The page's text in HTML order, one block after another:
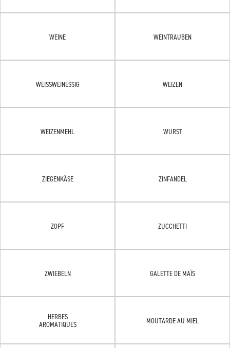
WEINE WEINTRAUBEN
WEISSWEINESSIG WEIZEN
WEIZENMEHL WURST
ZIEGENKÄSE ZINFANDEL
ZOPF ZUCCHETTI
ZWIEBELN GALETTE DE MAÏS
HERBES
AROMATIQUES
MOUTARDE AU MIEL